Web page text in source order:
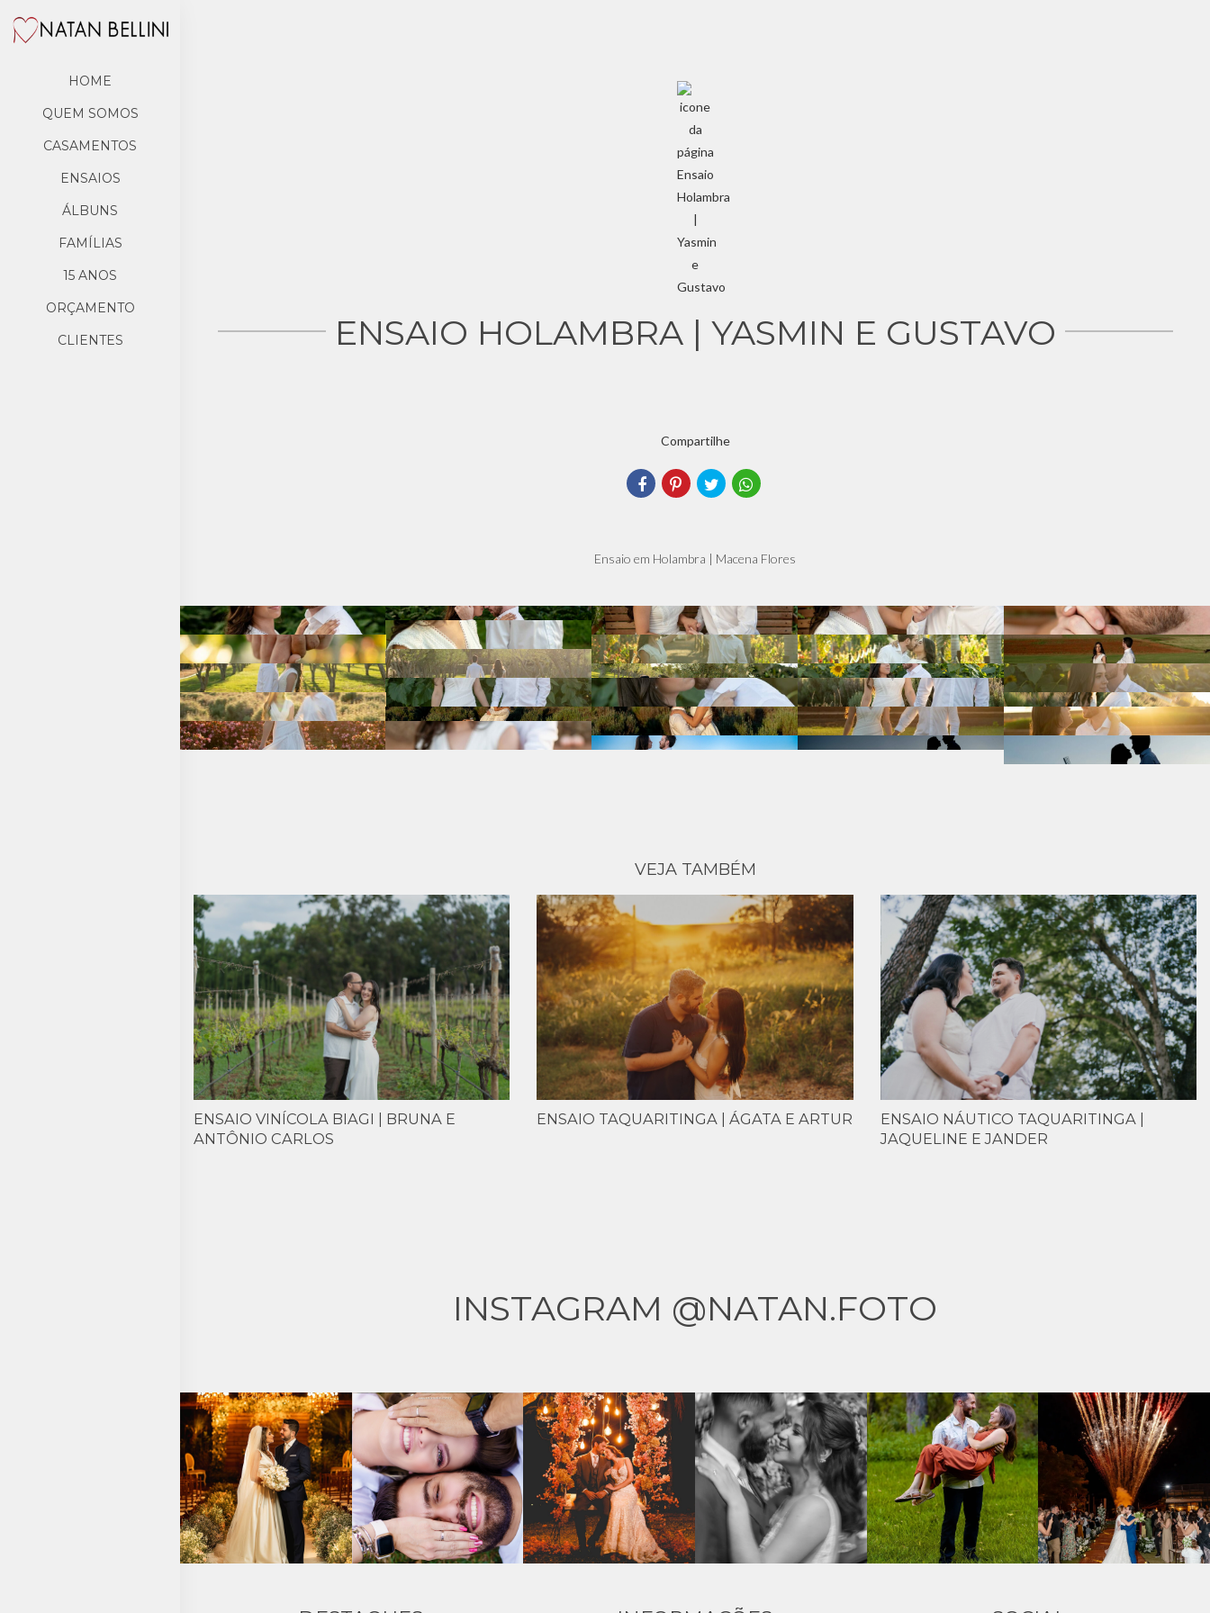
HOME
QUEM SOMOS
CASAMENTOS
ENSAIOS
ÁLBUNS
FAMÍLIAS
15 ANOS
ORÇAMENTO
CLIENTES
ENSAIO HOLAMBRA | YASMIN E GUSTAVO
Compartilhe
Ensaio em Holambra | Macena Flores
VEJA TAMBÉM
ENSAIO VINÍCOLA BIAGI | BRUNA E
ANTÔNIO CARLOS
ENSAIO TAQUARITINGA | ÁGATA E ARTUR
ENSAIO NÁUTICO TAQUARITINGA |
JAQUELINE E JANDER
INSTAGRAM @NATAN.FOTO